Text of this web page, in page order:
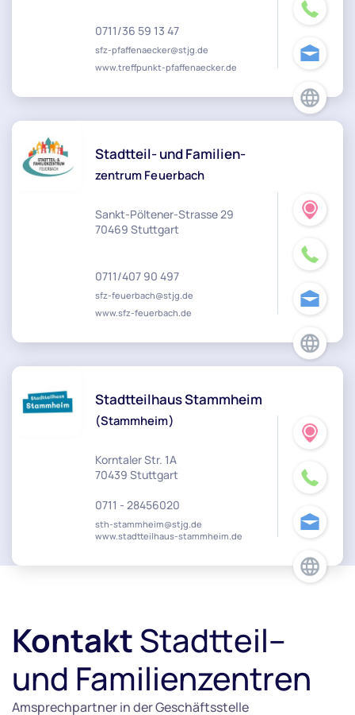
0711/36 59 13 47
sfz-pfaffenaecker@stjg.de
www.treffpunkt-pfaffenaecker.de
Stadtteil- und Familien-
zentrum Feuerbach
Sankt-Pöltener-Strasse 29
70469 Stuttgart
0711/407 90 497
sfz-feuerbach@stjg.de
www.sfz-feuerbach.de
Stadtteilhaus Stammheim
(Stammheim)
Korntaler Str. 1A
70439 Stuttgart
0711 - 28456020
sth-stammheim@stjg.de
www.stadtteilhaus-stammheim.de
KontaktStadtteil--
und Familienzentren
Amsprechpartner in der Geschäftsstelle